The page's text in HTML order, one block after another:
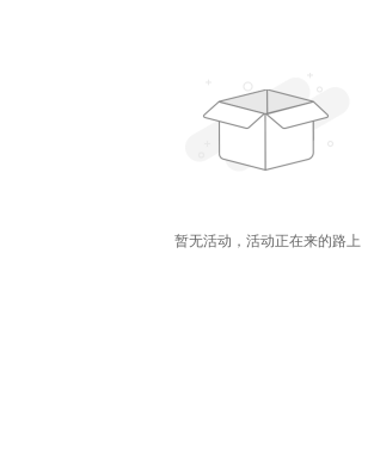
暂无活动，活动正在来的路上